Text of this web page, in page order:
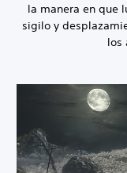
la manera en que
sigilo y
los